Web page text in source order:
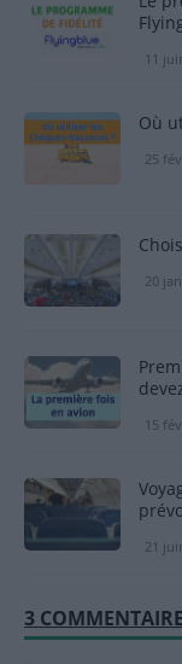
11
Où
25
20
15
21
3